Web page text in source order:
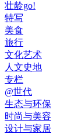
壮龄go!
特写
美食
旅行
文化艺术
人文史地
专栏
@世代
生态与环保
时尚与美容
设计与家居